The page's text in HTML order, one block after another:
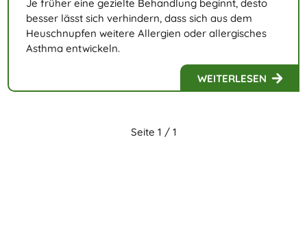
Je früher eine gezielte Behandlung beginnt, desto
besser lässt sich verhindern, dass sich aus dem
Heuschnupfen weitere Allergien oder allergisches
Asthma entwickeln.
WEITERLESEN
Seite 1 / 1